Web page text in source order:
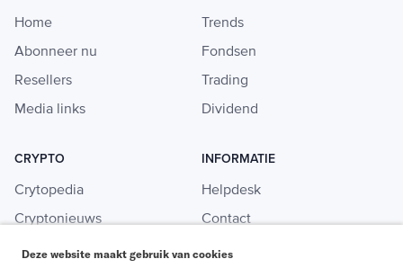
Home
Abonneer nu
Resellers
Media links
Trends
Fondsen
Trading
Dividend
CRYPTO
Crytopedia
Cryptonieuws
Crypto koopgids
INFORMATIE
Helpdesk
Contact
Adverteren
Deze website maakt gebruik van cookies